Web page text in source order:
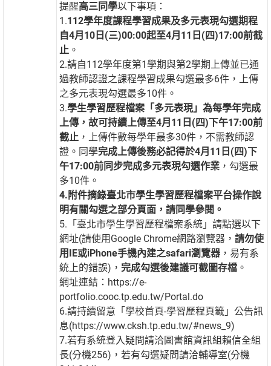
提醒高三同學以下事項：
1.112學年度課程學習成果及多元表現勾選期程
自4月10日(三)00:00起至4月11日(四)17:00前截
止 。
2.請自112學年度第1學期與第2學期上傳並已通
過教師認證之課程學習成果勾選最多6件，上傳
之多元表現勾選最多10件。
3.學生學習歷程檔案「多元表現」為每學年完成
上傳，故可持續上傳至4月11日(四)下午17:00前
截止 ，上傳件數每學年最多30件，不需教師認
證。同學完成上傳後務必記得於4月11日(四)下
午17:00前同步完成多元表現勾選作業 ，勾選最
多10件。
4. 附件摘錄臺北市學生學習歷程檔案平台操作說
明有關勾選之部分頁面，請同學參閱。
5.「臺北市學生學習歷程檔案系統」請點選以下
網址(請使用Google Chrome網路瀏覽器，請勿使
用IE或iPhone手機內建之safari瀏覽器 ，易有系
統上的錯誤)，完成勾選後建議可截圖存檔 。
網址連結：https://e-
portfolio.cooc.tp.edu.tw/Portal.do
6.請持續留意「學校首頁-學習歷程頁籤」公告訊
息(https://www.cksh.tp.edu.tw/#news_9)
7.若有系統登入疑問請洽圖書館資訊組賴信全組
長(分機256)，若有勾選疑問請洽輔導室(分機